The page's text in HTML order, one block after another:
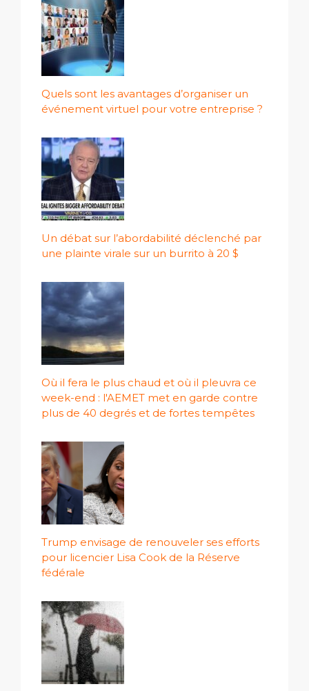
Quels sont les avantages d’organiser un
événement virtuel pour votre entreprise ?
Un débat sur l’abordabilité déclenché par
une plainte virale sur un burrito à 20 $
Où il fera le plus chaud et où il pleuvra ce
week-end : l'AEMET met en garde contre
plus de 40 degrés et de fortes tempêtes
Trump envisage de renouveler ses efforts
pour licencier Lisa Cook de la Réserve
fédérale